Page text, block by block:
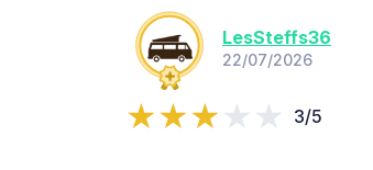
LesSteffs36
22/07/2026
3/5